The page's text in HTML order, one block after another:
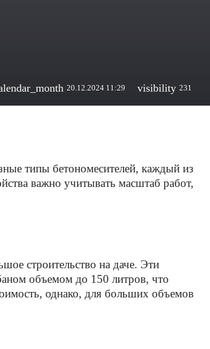
20.12.2024 11:29 visibility 231
типы бетономесителей, каждый из
важно учитывать масштаб работ,
строительство на даче. Эти
объемом до 150 литров, что
однако, для больших объемов